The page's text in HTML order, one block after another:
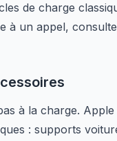
de charge
à un appel,
à la charge.
: supports